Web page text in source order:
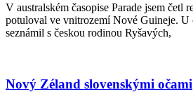
V australském časopise Parade jsem četl
potuloval ve vnitrozemí Nové Guineje. U
seznámil s českou rodinou Ryšavých,
Nový Zéland slovenskými očami